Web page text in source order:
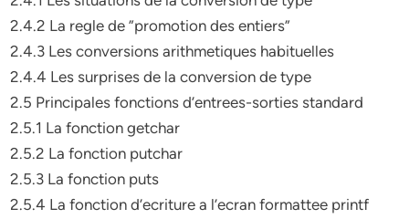
2.4.2 La regle de ”promotion des entiers”
2.4.3 Les conversions arithmetiques habituelles
2.4.4 Les surprises de la conversion de type
2.5 Principales fonctions d’entrees-sorties standard
2.5.1 La fonction getchar
2.5.2 La fonction putchar
2.5.3 La fonction puts
2.5.4 La fonction d’ecriture a l’ecran formattee printf